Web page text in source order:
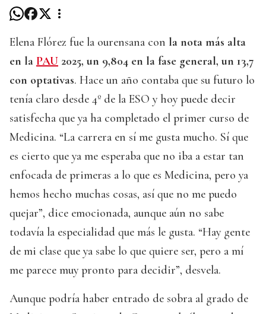
Elena Flórez fue la ourensana con la nota más alta
en la PAU 2025, un 9,804 en la fase general, un 13,7
con optativas. Hace un año contaba que su futuro lo
tenía claro desde 4º de la ESO y hoy puede decir
satisfecha que ya ha completado el primer curso de
Medicina. “La carrera en sí me gusta mucho. Sí que
es cierto que ya me esperaba que no iba a estar tan
enfocada de primeras a lo que es Medicina, pero ya
hemos hecho muchas cosas, así que no me puedo
quejar”, dice emocionada, aunque aún no sabe
todavía la especialidad que más le gusta. “Hay gente
de mi clase que ya sabe lo que quiere ser, pero a mí
me parece muy pronto para decidir”, desvela.
Aunque podría haber entrado de sobra al grado de